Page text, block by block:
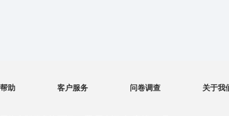
帮助 客户服务 问卷调查 关于我